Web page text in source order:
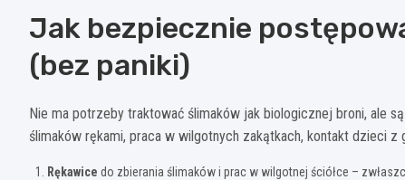
Jak bezpiecznie
(bez paniki)
Nie ma potrzeby traktować ślimaków jak biologicznej broni, ale
ślimaków rękami, praca w wilgotnych zakątkach, kontakt dzieci
Rękawice do zbierania ślimaków i prac w wilgotnej ściółce –